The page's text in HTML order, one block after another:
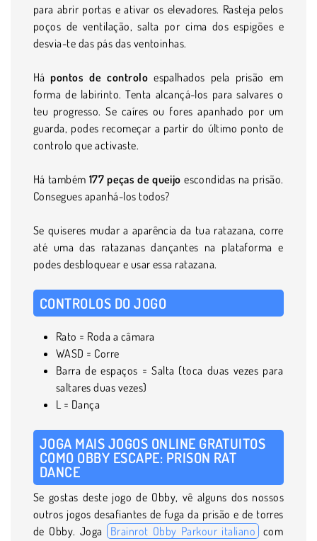
para abrir portas e ativar os elevadores. Rasteja pelos
poços de ventilação, salta por cima dos espigões e
desvia-te das pás das ventoinhas.
Hápontos de controlo espalhados pela prisão em
forma de labirinto. Tenta alcançá-los para salvares o
teu progresso. Se caíres ou fores apanhado por um
guarda, podes recomeçar a partir do último ponto de
controlo que activaste.
Há também 177 peças de queijo escondidas na prisão.
Consegues apanhá-los todos?
Se quiseres mudar a aparência da tua ratazana, corre
até uma das ratazanas dançantes na plataforma e
podes desbloquear e usar essa ratazana.
CONTROLOS DO JOGO
Rato = Roda a câmara
WASD = Corre
Barra de espaços = Salta (toca duas vezes para
saltares duas vezes)
L = Dança
JOGA MAIS JOGOS ONLINE GRATUITOS
COMO OBBY ESCAPE: PRISON RAT
DANCE
Se gostas deste jogo de Obby, vê alguns dos nossos
outros jogos desafiantes de fuga da prisão e de torres
de Obby. Joga
Brainrot Obby Parkour italiano com